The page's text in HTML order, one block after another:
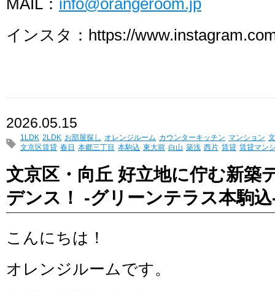
MAIL： info@orangeroom.jp
インスタ：https://
2026.05.15
1LDK 2LDK お部屋探し オレンジルーム カウンターキッチン マンション
文京区賃貸 春日 本郷三丁目 本駒込 東大前 白山 築浅 西片 賃貸 賃貸マン
文京区・向丘 好立地に佇む新築
デンス！ -グリーンテラス本駒
こんにちは！
オレンジルームです。